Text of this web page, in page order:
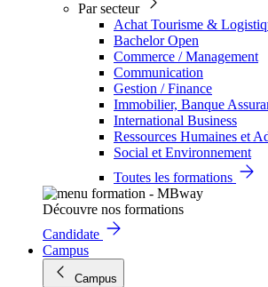
Par secteur
Achat Tourisme &
Bachelor Open
Commerce / Management
Communication
Gestion / Finance
Immobilier, Banque
International Business
Ressources Humaines et
Social et Environnement
Toutes les formations
Découvre nos formations
Candidate
Campus
Campus